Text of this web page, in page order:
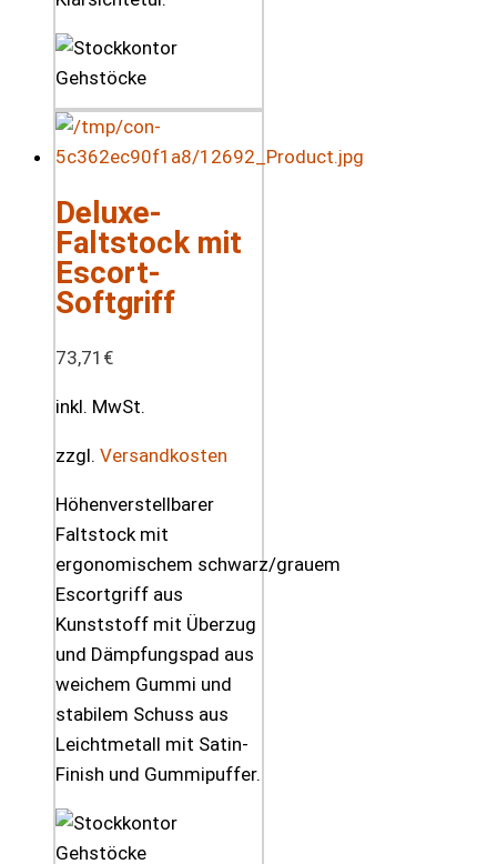
Deluxe-
Faltstock mit
Escort-
Softgriff
73,71 €
inkl. MwSt.
zzgl. Versandkosten
Höhenverstellbarer
Faltstock mit
ergonomischem schwarz/grauem
Escortgriff aus
Kunststoff mit Überzug
und Dämpfungspad aus
weichem Gummi und
stabilem Schuss aus
Leichtmetall mit Satin-
Finish und Gummipuffer.